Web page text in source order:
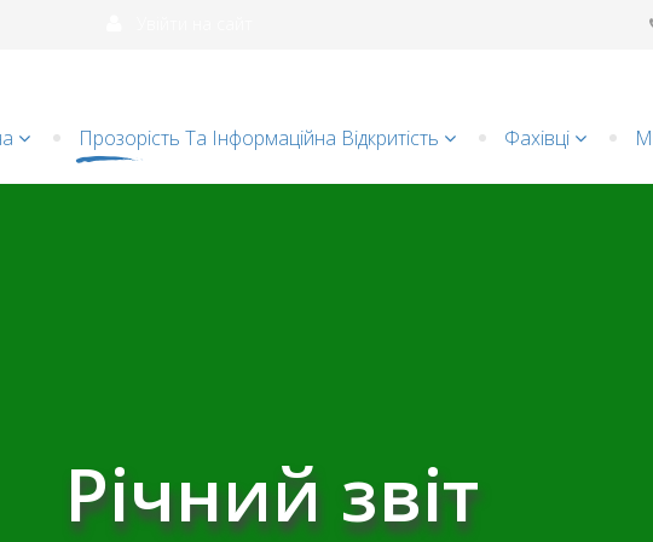
Прозорість Та Інформаційна Відкритість Фахівці
Річний звіт